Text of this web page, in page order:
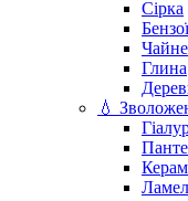
Сірка
Глина
💧